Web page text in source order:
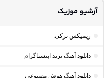
آرشیو موزیک
ریمیکس ترکی
دانلود آهنگ ترند اینستاگرام
دانلود آهنگ هوش مصنوعی